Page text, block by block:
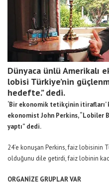
Dünyaca ünlü Amerikalı
lobisi Türkiye’nin
hedefte.” dedi.
‘Bir ekonomik tetikçinin itirafları’
ekonomist John Perkins, “Lobiler
yaptı” dedi.
24’e konuşan Perkins, faiz lobisinin
olduğunu dile getirdi, faiz lobinin
ORGANİZE GRUPLAR VAR